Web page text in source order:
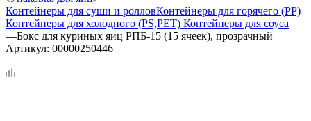
Контейнеры для суши и ролловКонтейнеры для горячего (PP)
Контейнеры для холодного (PS,PET) Контейнеры для соуса
—Бокс для куриных яиц РПБ-15 (15 ячеек), прозрачный
Артикул: 00000250446